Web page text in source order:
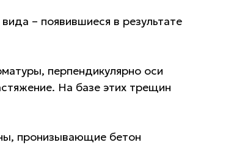
– появившиеся в результате
перпендикулярно оси
На базе этих трещин
пронизывающие бетон